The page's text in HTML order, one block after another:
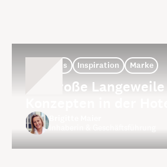
Thoughts Inspiration Marke
Die große
Brigitte Maier
Inhaberin & Geschäftsführung